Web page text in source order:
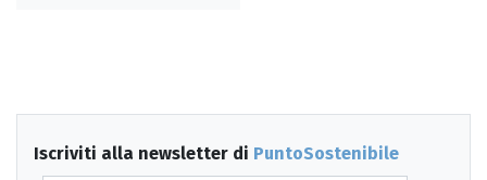
Iscriviti alla newsletter di PuntoSostenibile